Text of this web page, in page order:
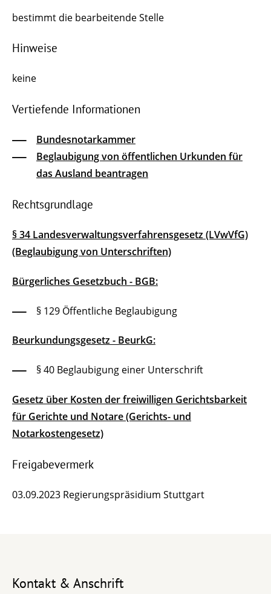
bestimmt die bearbeitende Stelle
Hinweise
keine
Vertiefende Informationen
Bundesnotarkammer
Beglaubigung von öffentlichen Urkunden für
das Ausland beantragen
Rechtsgrundlage
§ 34 Landesverwaltungsverfahrensgesetz (LVwVfG)
(Beglaubigung von Unterschriften)
Bürgerliches Gesetzbuch - BGB:
§ 129 Öffentliche Beglaubigung
Beurkundungsgesetz - BeurkG:
§ 40 Beglaubigung einer Unterschrift
Gesetz über Kosten der freiwilligen Gerichtsbarkeit
für Gerichte und Notare (Gerichts- und
Notarkostengesetz)
Freigabevermerk
03.09.2023 Regierungspräsidium Stuttgart
Kontakt & Anschrift